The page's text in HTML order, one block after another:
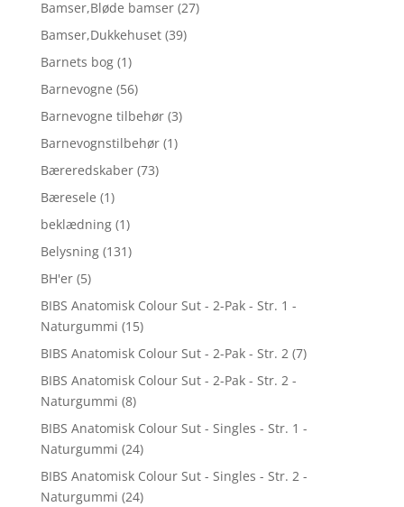
Bamser,Bløde bamser (27)
Bamser,Dukkehuset (39)
Barnets bog (1)
Barnevogne (56)
Barnevogne tilbehør (3)
Barnevognstilbehør (1)
Bæreredskaber (73)
Bæresele (1)
beklædning (1)
Belysning (131)
BH'er (5)
BIBS Anatomisk Colour Sut - 2-Pak - Str. 1 -
Naturgummi (15)
BIBS Anatomisk Colour Sut - 2-Pak - Str. 2 (7)
BIBS Anatomisk Colour Sut - 2-Pak - Str. 2 -
Naturgummi (8)
BIBS Anatomisk Colour Sut - Singles - Str. 1 -
Naturgummi (24)
BIBS Anatomisk Colour Sut - Singles - Str. 2 -
Naturgummi (24)